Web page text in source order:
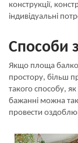
конструкції,
індивідуальні
Способи
Якщо площа
простору, більш
такого способу, як
бажанні можна
провести